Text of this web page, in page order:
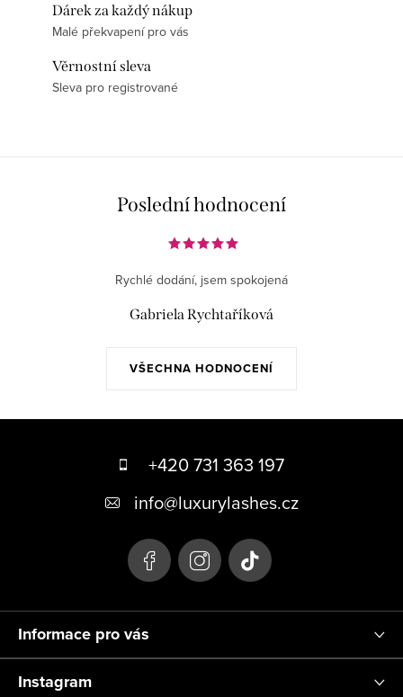
Dárek za každý nákup
Malé překvapení pro vás
Věrnostní sleva
Sleva pro registrované
Poslední hodnocení
VŠECHNA HODNOCENÍ
Rychlé dodání, jsem spokojená
Gabriela Rychtaříková
+420 731 363 197
info@luxurylashes.cz
Informace pro vás
Instagram